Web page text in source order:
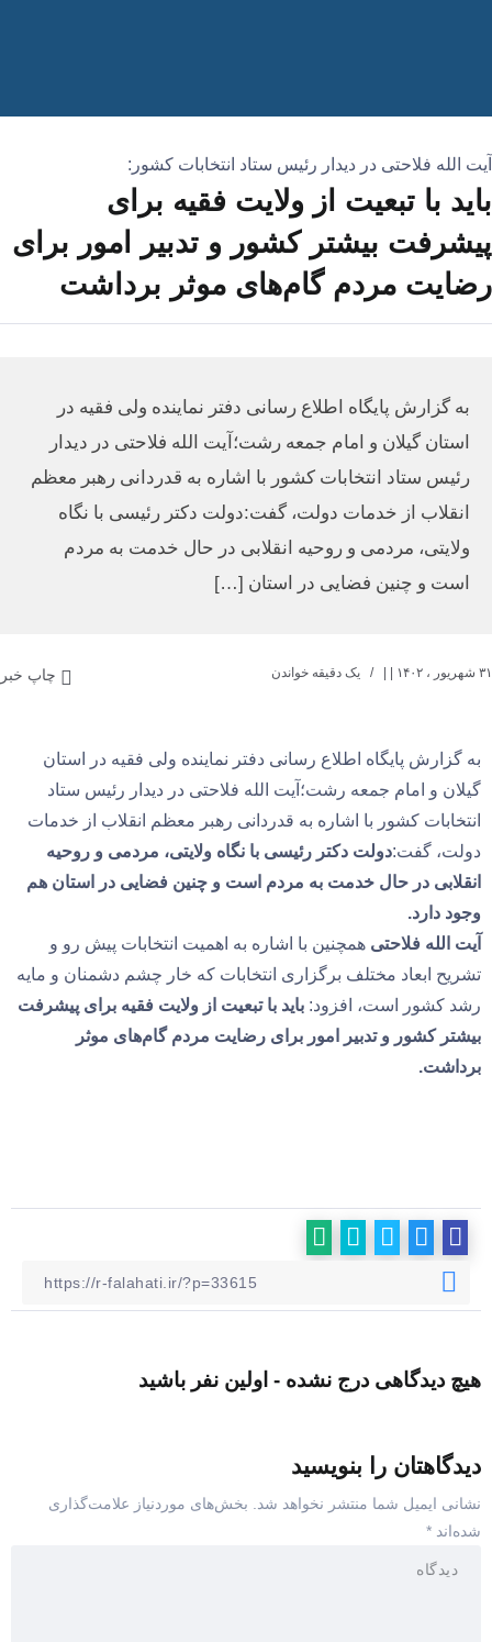
آیت الله فلاحتی در دیدار رئیس ستاد انتخابات کشور:
باید با تبعیت از ولایت فقیه برای
پیشرفت بیشتر کشور و تدبیر امور برای
رضایت مردم گام‌های موثر برداشت
به گزارش پایگاه اطلاع رسانی دفتر نماینده ولی فقیه در
استان گیلان و امام جمعه رشت؛آیت الله فلاحتی در دیدار
رئیس ستاد انتخابات کشور با اشاره به قدردانی رهبر معظم
انقلاب از خدمات دولت، گفت:دولت دکتر رئیسی با نگاه
ولایتی، مردمی و روحیه انقلابی در حال خدمت به مردم
است و چنین فضایی در استان […]
۳۱ شهریور ، ۱۴۰۲ یک دقیقه خواندن چاپ خبر
به گزارش پایگاه اطلاع رسانی دفتر نماینده ولی فقیه در استان
گیلان و امام جمعه رشت؛آیت الله فلاحتی در دیدار رئیس ستاد
انتخابات کشور با اشاره به قدردانی رهبر معظم انقلاب از خدمات
دولت، گفت:دولت دکتر رئیسی با نگاه ولایتی، مردمی و روحیه
انقلابی در حال خدمت به مردم است و چنین فضایی در استان هم
وجود دارد.
آیت الله فلاحتی همچنین با اشاره به اهمیت انتخابات پیش رو و
تشریح ابعاد مختلف برگزاری انتخابات که خار چشم دشمنان و مایه
رشد کشور است، افزود: باید با تبعیت از ولایت فقیه برای پیشرفت
بیشتر کشور و تدبیر امور برای رضایت مردم گام‌های موثر
برداشت.
هیچ دیدگاهی درج نشده - اولین نفر باشید
دیدگاهتان را بنویسید
نشانی ایمیل شما منتشر نخواهد شد.
بخش‌های موردنیاز علامت‌گذاری
شده‌اند *